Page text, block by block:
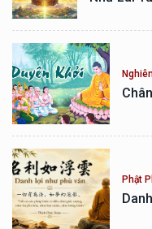
Phật